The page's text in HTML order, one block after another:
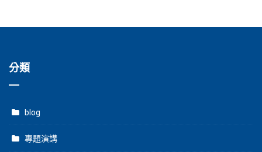
分類
blog
專題演講